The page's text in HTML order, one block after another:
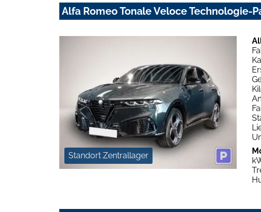
Alfa Romeo Tonale Veloce Technologie-
Standort Zentrallager